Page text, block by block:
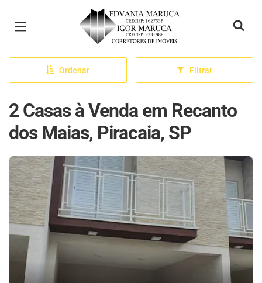
Página inicial
Ordenar Filtrar
2 Casas à Venda em Recanto
dos Maias, Piracaia, SP